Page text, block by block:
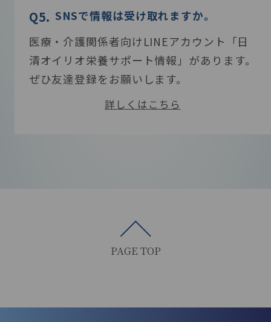
SNSで情報は受け取れますか。
医療・介護関係者向けLINEアカウント「日
清オイリオ栄養サポート情報」があります。
ぜひ友達登録をお願いします。
詳しくはこちら
様にご相談ください。
迷惑メールボックスにも届いていない場合に
は、受信拒否設定をされている可能性がご
ざいます。ドメイン「@nisshin-oillio.co
m」を受信許可に設定したうえで、再度送信
してください。また、入力いただいたアドレ
スが誤っていた可能もございますため、正
員情報を変更したいのですが。
メディカルサポートサイトへログイン後、
PAGE TOP